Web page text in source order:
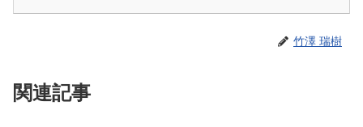
竹澤 瑞樹
関連記事